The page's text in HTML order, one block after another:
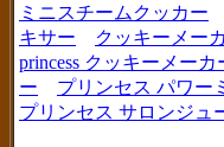
ミニスチームクッカー
キサー
クッキーメー
princess クッキーメーカ
ー
プリンセス パワー
プリンセス サロンジュ